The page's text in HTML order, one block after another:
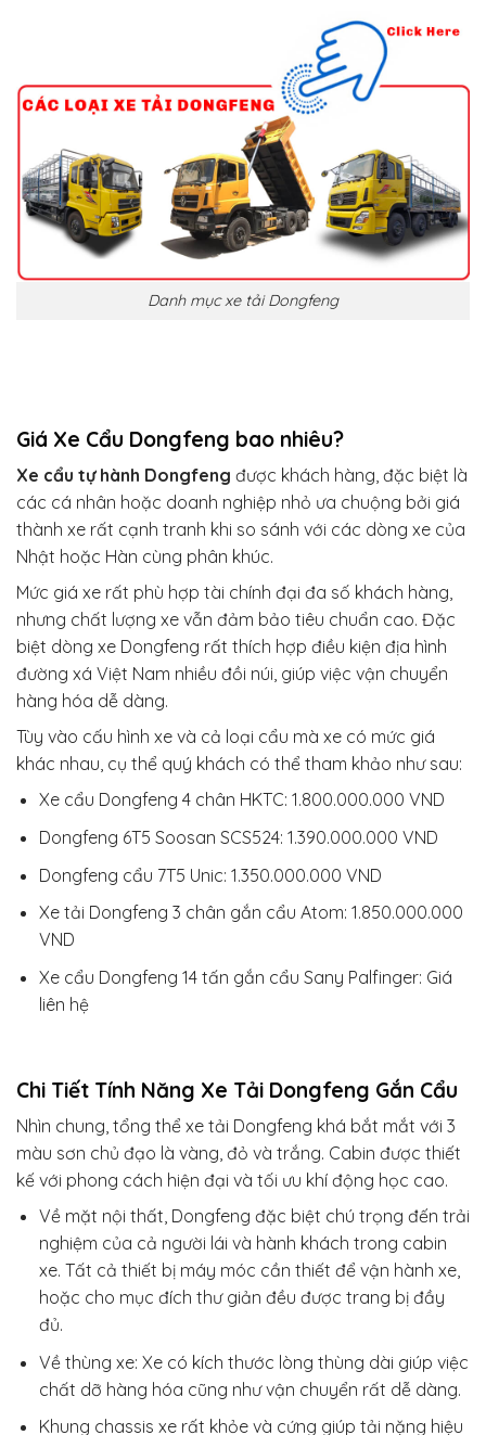
Danh mục xe tải Dongfeng
Giá Xe Cẩu Dongfeng bao nhiêu?
Xe cẩu tự hành Dongfeng được khách hàng, đặc biệt là
các cá nhân hoặc doanh nghiệp nhỏ ưa chuộng bởi giá
thành xe rất cạnh tranh khi so sánh với các dòng xe của
Nhật hoặc Hàn cùng phân khúc.
Mức giá xe rất phù hợp tài chính đại đa số khách hàng,
nhưng chất lượng xe vẫn đảm bảo tiêu chuẩn cao. Đặc
biệt dòng xe Dongfeng rất thích hợp điều kiện địa hình
đường xá Việt Nam nhiều đồi núi, giúp việc vận chuyển
hàng hóa dễ dàng.
Tùy vào cấu hình xe và cả loại cẩu mà xe có mức giá
khác nhau, cụ thể quý khách có thể tham khảo như sau:
Xe cẩu Dongfeng 4 chân HKTC: 1.800.000.000 VND
Dongfeng 6T5 Soosan SCS524: 1.390.000.000 VND
Dongfeng cẩu 7T5 Unic: 1.350.000.000 VND
Xe tải Dongfeng 3 chân gắn cẩu Atom: 1.850.000.000
VND
Xe cẩu Dongfeng 14 tấn gắn cẩu Sany Palfinger: Giá
liên hệ
Chi Tiết Tính Năng Xe Tải Dongfeng Gắn Cẩu
Nhìn chung, tổng thể xe tải Dongfeng khá bắt mắt với 3
màu sơn chủ đạo là vàng, đỏ và trắng. Cabin được thiết
kế với phong cách hiện đại và tối ưu khí động học cao.
Về mặt nội thất, Dongfeng đặc biệt chú trọng đến trải
nghiệm của cả người lái và hành khách trong cabin
xe. Tất cả thiết bị máy móc cần thiết để vận hành xe,
hoặc cho mục đích thư giản đều được trang bị đầy
đủ.
Về thùng xe: Xe có kích thước lòng thùng dài giúp việc
chất dỡ hàng hóa cũng như vận chuyển rất dễ dàng.
Khung chassis xe rất khỏe và cứng giúp tải nặng hiệu